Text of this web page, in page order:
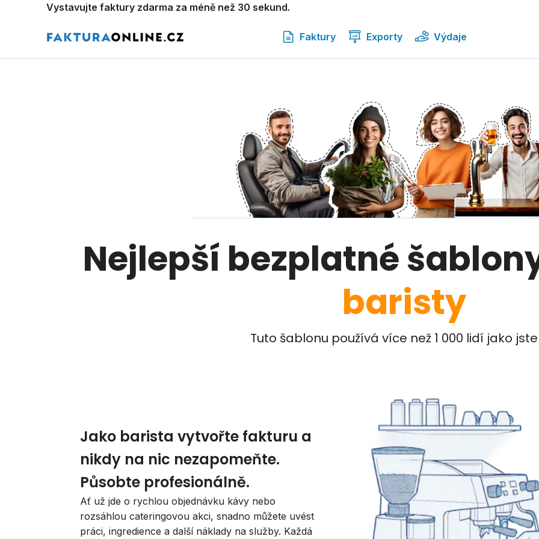
Vystavujte faktury zdarma za méně než 30 sekund.
Faktury Exporty Výdaje
Nejlepší bezplatné
baristy
Tuto šablonu používá více než 1 000 lidí jako jste
Jako barista vytvořte fakturu a
nikdy na nic nezapomeňte.
Působte profesionálně.
Ať už jde o rychlou objednávku kávy nebo
rozsáhlou cateringovou akci, snadno můžete uvést
práci, ingredience a další náklady na služby. Každá